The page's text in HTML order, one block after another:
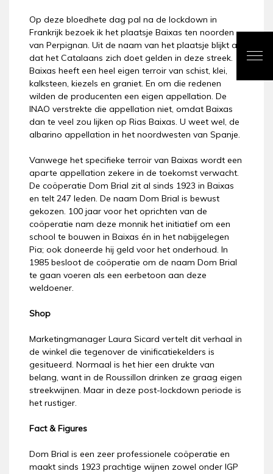
Op deze bloedhete dag pal na de lockdown in
Frankrijk bezoek ik het plaatsje Baixas ten noorden
van Perpignan. Uit de naam van het plaatsje blijkt al
dat het Catalaans zich doet gelden in deze streek.
Baixas heeft een heel eigen terroir van schist, klei,
kalksteen, kiezels en graniet. En om die redenen
wilden de producenten een eigen appellation. De
INAO verstrekte die appellation niet, omdat Baixas
dan te veel zou lijken op Rias Baixas. U weet wel, de
albarino appellation in het noordwesten van Spanje.
Vanwege het specifieke terroir van Baixas wordt een
aparte appellation zekere in de toekomst verwacht.
De coöperatie Dom Brial zit al sinds 1923 in Baixas
en telt 247 leden. De naam Dom Brial is bewust
gekozen. 100 jaar voor het oprichten van de
coöperatie nam deze monnik het initiatief om een
school te bouwen in Baixas én in het nabijgelegen
Pia; ook doneerde hij geld voor het onderhoud. In
1985 besloot de coöperatie om de naam Dom Brial
te gaan voeren als een eerbetoon aan deze
weldoener.
Shop
Marketingmanager Laura Sicard vertelt dit verhaal in
de winkel die tegenover de vinificatiekelders is
gesitueerd. Normaal is het hier een drukte van
belang, want in de Roussillon drinken ze graag eigen
streekwijnen. Maar in deze post-lockdown periode is
het rustiger.
Fact & Figures
Dom Brial is een zeer professionele coöperatie en
maakt sinds 1923 prachtige wijnen zowel onder IGP